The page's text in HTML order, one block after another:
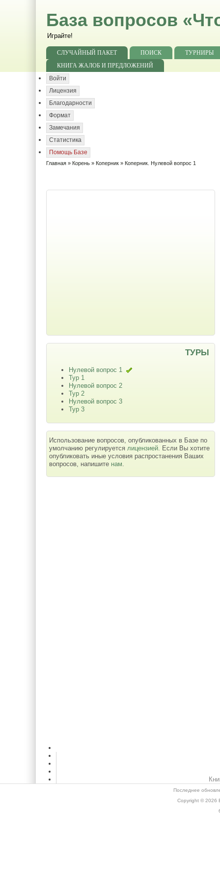
База вопросов
Играйте!
СЛУЧАЙНЫЙ ПАКЕТ ПОИСК
ТУРНИРЫ
КНИГА ЖАЛОБ И ПРЕДЛОЖЕНИЙ
Войти
Лицензия
Благодарности
Формат
Замечания
Статистика
Помощь Базе
Главная » Корень » Коперник » Коперник. Нулевой вопрос 1
ТУРЫ
Нулевой вопрос 1
Тур 1
Нулевой вопрос 2
Тур 2
Нулевой вопрос 3
Тур 3
Использование вопросов, опубликованных в Базе по
умолчанию регулируется лицензией. Если Вы хотите
опубликовать иные условия распростанения Ваших
вопросов, напишите нам.
Последнее
Copyright © 2026